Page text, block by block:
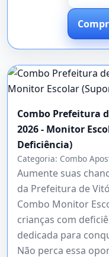
Combo Prefeitura
2026 - Monitor
Deficiência)
Categoria: Combo
Aumente suas
da Prefeitura de
Combo Monitor
crianças com
dedicada para
Não perca essa